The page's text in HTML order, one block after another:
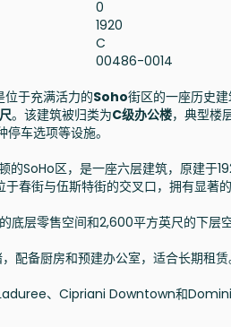
0
1920
C
00486-0014
位于充满活力的Soho街区的一座历史
。该建筑被归类为C级办公楼，典型楼
停车选项等设施。
的SoHo区，是一座六层建筑，原建于
春街与伍斯特街的交叉口，拥有显著的
底层零售空间和2,600平方英尺的下层
配备厨房和预建办公室，适合长期租
、Cipriani Downtown和